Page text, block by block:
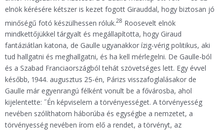
elnök kérésére kétszer is kezet fogott Girauddal, hogy biztosan jó
minőségű fotó készülhessen róluk.28 Roosevelt elnök
mindkettőjükkel tárgyalt és megállapította, hogy Giraud
fantáziátlan katona, de Gaulle ugyanakkor ízig-vérig politikus, aki
tud hallgatni és meghallgatni, és ha kell mérlegelni. De Gaulle-ból
és a Szabad Franciaországból tehát szövetséges lett. Egy évvel
később, 1944. augusztus 25-én, Párizs visszafoglalásakor de
Gaulle már egyenrangú félként vonult be a fővárosba, ahol
kijelentette: ˝Én képviselem a törvényességet. A törvényesség
nevében szólíthatom háborúba és egységbe a nemzetet, a
törvényesség nevében írom elő a rendet, a törvényt, az